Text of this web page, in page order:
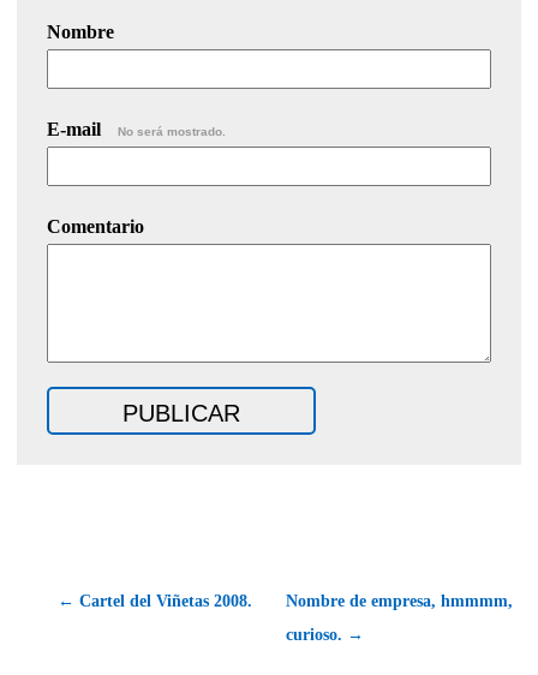
Nombre
E-mail No será mostrado.
Comentario
← Cartel del Viñetas 2008.
Nombre de empresa, hmmmm,
curioso. →